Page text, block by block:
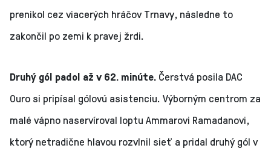
prenikol cez viacerých hráčov Trnavy, následne to
zakončil po zemi k pravej žrdi.
Druhý gól padol až v 62. minúte. Čerstvá posila DAC
Ouro si pripísal gólovú asistenciu. Výborným centrom za
malé vápno naservíroval loptu Ammarovi Ramadanovi,
ktorý netradične hlavou rozvlnil sieť a pridal druhý gól v